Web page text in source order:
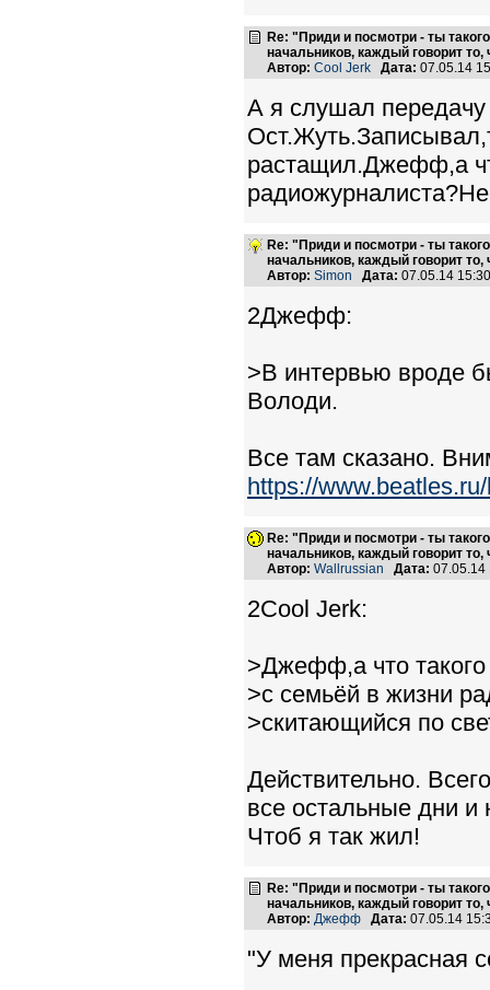
Re: "Приди и посмотри - ты
начальников, каждый говорит то,
Автор: Cool Jerk Дата: 07.05.14
А я слушал
растащил.Джефф,а
Re: "Приди и посмотри - ты
начальников, каждый говорит то,
Автор: Simon Дата: 07.05.14
2Джефф:
>В интервью вроде
Володи.
Все там сказано.
https://
Re: "Приди и посмотри - ты
начальников, каждый говорит то,
Автор: Wallrussian Дата:
2Cool Jerk:
>Джефф,а что
>с семьёй в жизни
>скитающийся по
Действительно.
все остальные дни и
Чтоб я так жил!
Re: "Приди и посмотри - ты
начальников, каждый говорит то,
Автор: Джефф Дата: 07.05.14
"У меня прекрасная